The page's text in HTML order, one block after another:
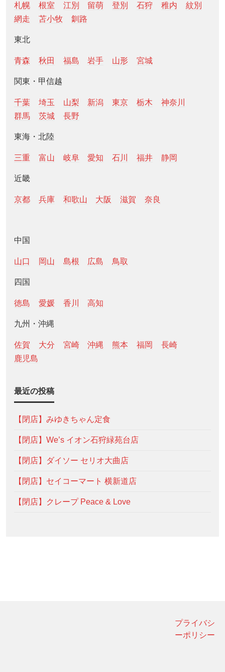
札幌
根室 江別 留萌 登別 石狩 稚内
紋別
網走
苫小牧 釧路
東北
青森 秋田 福島 岩手 山形 宮城
関東・甲信越
千葉 埼玉 山梨 新潟 東京 栃木
神奈川
群馬
茨城 長野
東海・北陸
三重 富山 岐阜 愛知 石川 福井 静岡
近畿
京都 兵庫 和歌山 大阪 滋賀 奈良
中国
山口 岡山 島根 広島 鳥取
四国
徳島 愛媛 香川 高知
九州・沖縄
佐賀 大分 宮崎 沖縄 熊本 福岡
長崎
鹿児島
最近の投稿
【閉店】みゆきちゃん定食
【閉店】We’s イオン石狩緑苑台店
【閉店】ダイソー セリオ大曲店
【閉店】セイコーマート 横新道店
【閉店】クレープ Peace & Love
プライバシ
ーポリシー